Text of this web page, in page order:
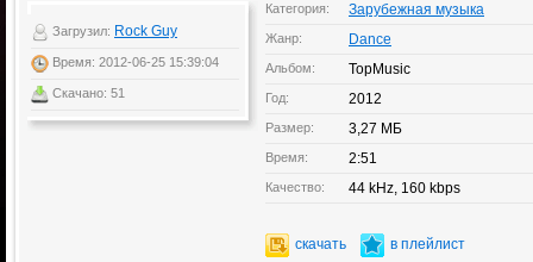
Загрузил: Rock Guy
Время: 2012-06-25 15:39:04
Скачано: 51
Категория: Зарубежная музыка
Жанр: Dance
Альбом: TopMusic
Год: 2012
Размер: 3,27 МБ
Время: 2:51
Качество: 44 kHz, 160 kbps
скачать в плейлист